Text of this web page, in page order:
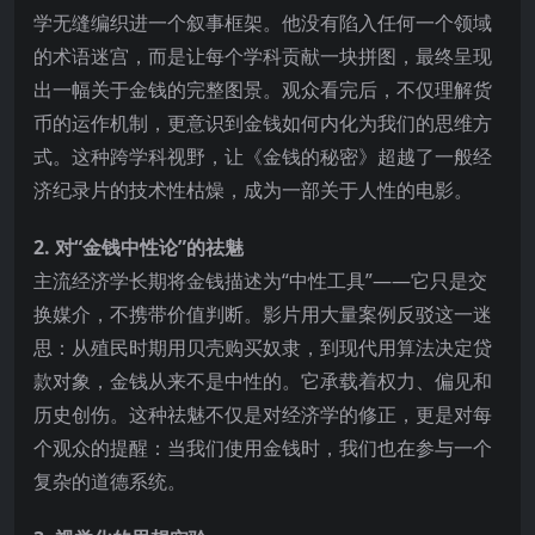
学无缝编织进一个叙事框架。他没有陷入任何一个领域
的术语迷宫，而是让每个学科贡献一块拼图，最终呈现
出一幅关于金钱的完整图景。观众看完后，不仅理解货
币的运作机制，更意识到金钱如何内化为我们的思维方
式。这种跨学科视野，让《金钱的秘密》超越了一般经
济纪录片的技术性枯燥，成为一部关于人性的电影。
2. 对“金钱中性论”的祛魅
主流经济学长期将金钱描述为“中性工具”——它只是交
换媒介，不携带价值判断。影片用大量案例反驳这一迷
思：从殖民时期用贝壳购买奴隶，到现代用算法决定贷
款对象，金钱从来不是中性的。它承载着权力、偏见和
历史创伤。这种祛魅不仅是对经济学的修正，更是对每
个观众的提醒：当我们使用金钱时，我们也在参与一个
复杂的道德系统。